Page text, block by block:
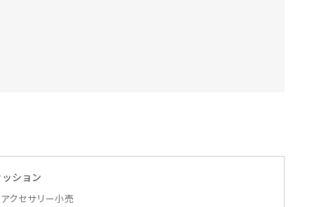
ション
アクセサリー小売